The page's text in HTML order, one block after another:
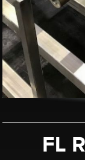
FL